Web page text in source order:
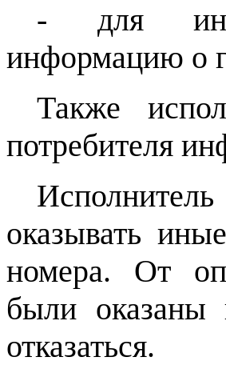
- для
информацию о
Также
потребителя
оказывать
номера. От
были оказаны
отказаться.